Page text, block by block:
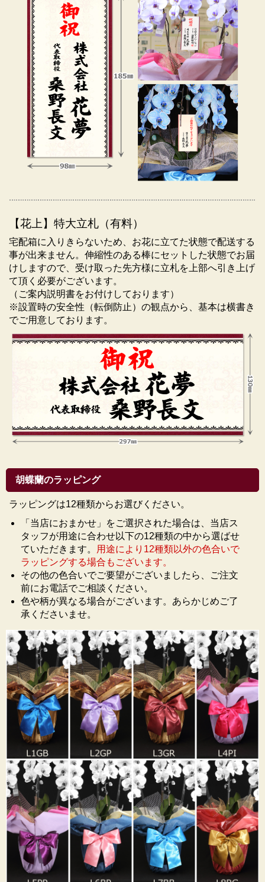
【花上】特大立札（有料）
宅配箱に入りきらないため、お花に立てた状態で配送する
事が出来ません。伸縮性のある棒にセットした状態でお届
けしますので、受け取った先方様に立札を上部へ引き上げ
て頂く必要がございます。
（ご案内説明書をお付けしております）
※設置時の安全性（転倒防止）の観点から、基本は横書き
でご用意しております。
胡蝶蘭のラッピング
ラッピングは12種類からお選びください。
「当店におまかせ」をご選択された場合は、当店ス
タッフが用途に合わせ以下の12種類の中から選ばせ
ていただきます。 用途により12種類以外の色合いで
ラッピングする場合もございます。
その他の色合いでご要望がございましたら、ご注文
前にお電話でご相談ください。
色や柄が異なる場合がございます。あらかじめご了
承くださいませ。